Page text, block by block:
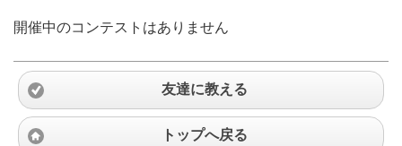
開催中のコンテストはありません
友達に教える
トップへ戻る